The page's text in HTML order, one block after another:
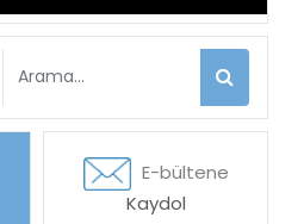
E-bültene
Kaydol